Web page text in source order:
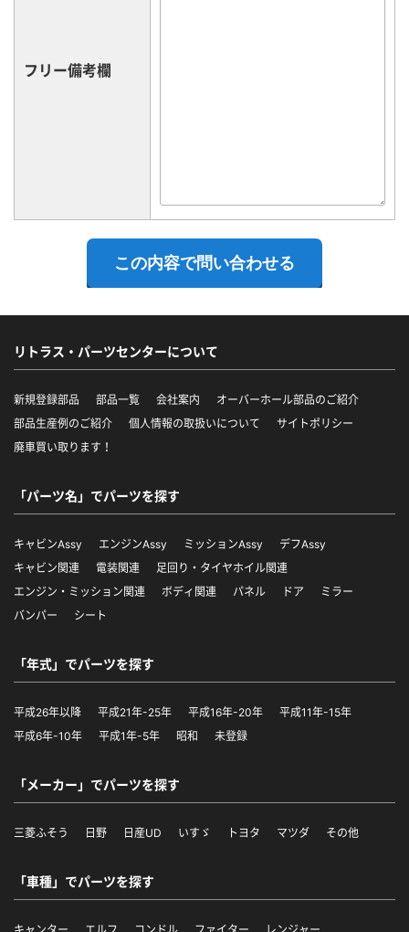
フリー備考欄
リトラス・パーツセンターについて
新規登録部品 部品一覧 会社案内
オーバーホール部品のご紹介
部品生産例のご紹介
個人情報の取扱いについて
サイトポリシー
廃車買い取ります！
「パーツ名」でパーツを探す
キャビンAssy エンジンAssy ミッションAssy
デフAssy
キャビン関連
電装関連
足回り・タイヤホイル関連
エンジン・ミッション関連
ボディ関連 パネル ドア
ミラー
バンパー
シート
「年式」でパーツを探す
平成26年以降 平成21年-25年 平成16年-20年
平成11年-15年
平成6年-10年
平成1年-5年 昭和 未登録
「メーカー」でパーツを探す
三菱ふそう 日野 日産UD いすゞ トヨタ マツダ その他
「車種」でパーツを探す